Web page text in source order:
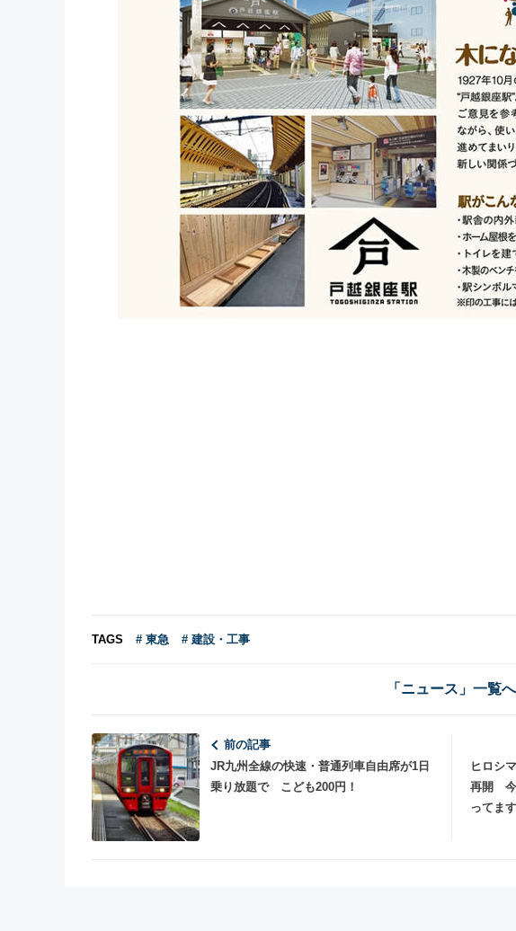
TAGS # 東急 # 建設・工事
「ニュース」一覧へ
前の記事
JR九州全線の快速・普通列車自由席が1日
乗り放題で こども200円！
ヒロシ
再開 今
ってま